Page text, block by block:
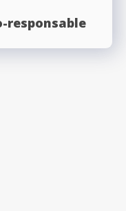
responsable